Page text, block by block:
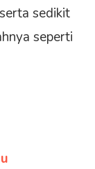
sedikit
seperti